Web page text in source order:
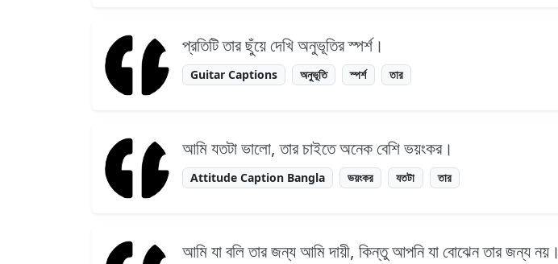
প্রতিটি তার ছুঁয়ে দেখি অনুভূতির স্পর্শ।
Guitar Captions অনুভূতি স্পর্শ তার
আমি যতটা ভালো, তার চাইতে অনেক বেশি ভয়ংকর।
Attitude Caption Bangla ভয়ংকর যতটা তার
আমি যা বলি তার জন্য আমি দায়ী, কিন্তু আপনি যা বোঝেন তার জন্য নয়।